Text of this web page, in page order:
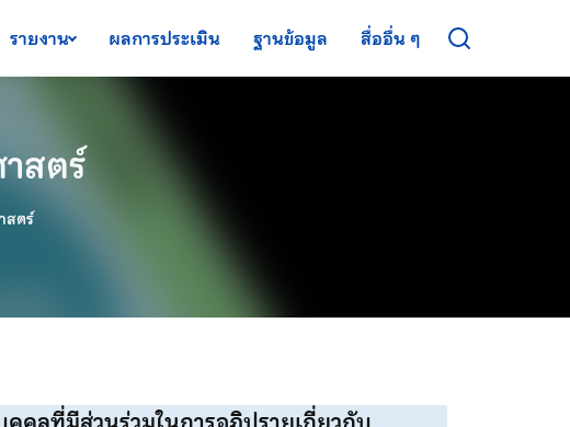
รายงาน ผลการประเมิน ฐานข้อมูล สื่ออื่น ๆ
สตร์
สตร์